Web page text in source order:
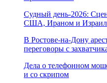
Судный день-2026:
США, Ираном и
В Ростове-на-Дону
переговоры с
Дела о телефонном
и со скрипом